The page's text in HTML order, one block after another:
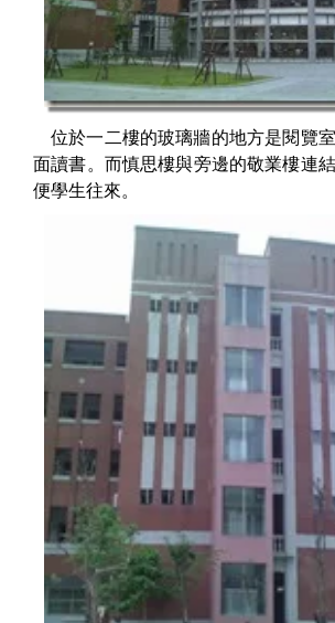
位於一二樓的玻璃牆的地方是閱覽
面讀書。而慎思樓與旁邊的敬業樓連
便學生往來。